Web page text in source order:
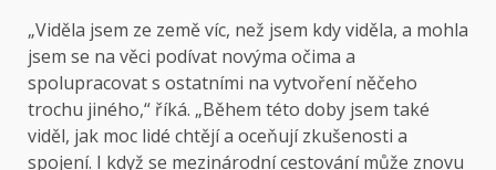
„Viděla jsem ze země víc, než jsem kdy viděla, a mohla
jsem se na věci podívat novýma očima a
spolupracovat s ostatními na vytvoření něčeho
trochu jiného,“ říká. „Během této doby jsem také
viděl, jak moc lidé chtějí a oceňují zkušenosti a
spojení. I když se mezinárodní cestování může znovu